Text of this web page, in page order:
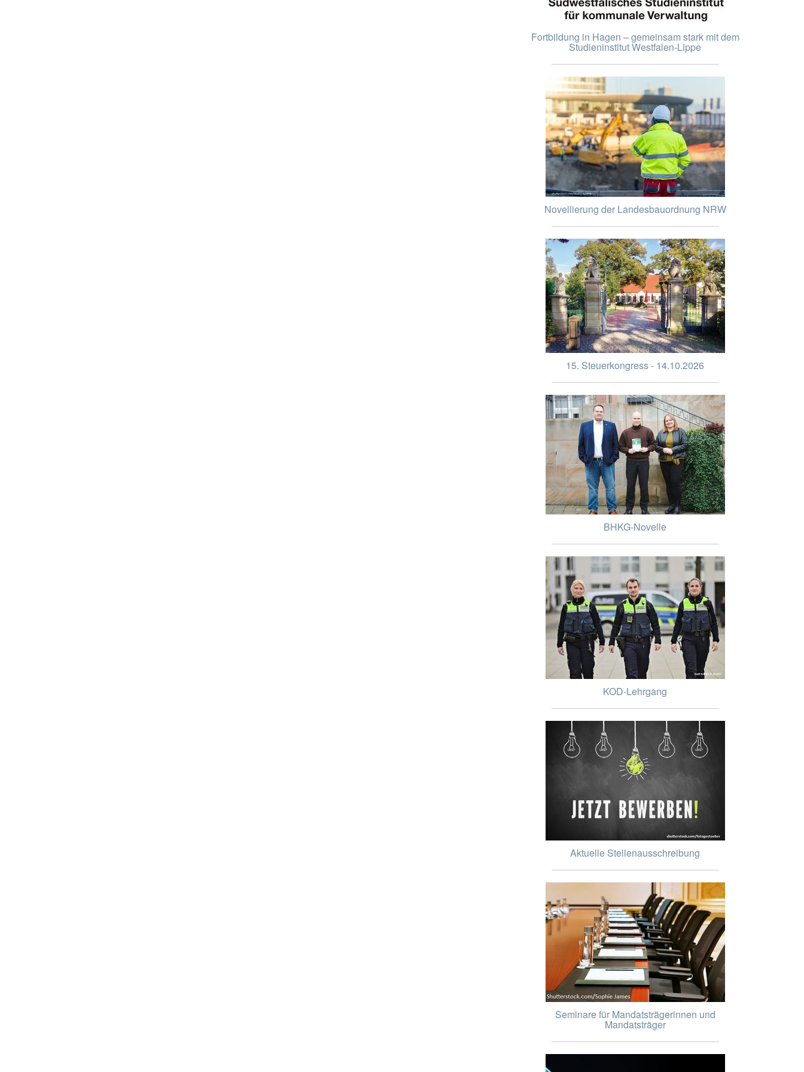
Fortbildung in Hagen – gemeinsam stark mit dem
Studieninstitut Westfalen-Lippe
Novellierung der Landesbauordnung NRW
15. Steuerkongress - 14.10.2026
BHKG-Novelle
KOD-Lehrgang
Aktuelle Stellenausschreibung
Seminare für Mandatsträgerinnen und
Mandatsträger